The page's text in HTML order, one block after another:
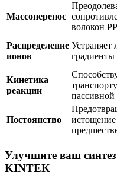
Массоперенос
волокон
Распределение
ионов
Устраняет
Кинетика
реакции
Постоянство
Улучшите ваш
KINTEK